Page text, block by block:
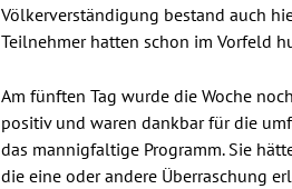
Völkerverständigung bestand auch
Teilnehmer hatten schon im Vorfeld
Am fünften Tag wurde die Woche
positiv und waren dankbar für die
das mannigfaltige Programm. Sie
die eine oder andere Überraschung